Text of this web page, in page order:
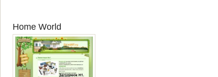
Home World